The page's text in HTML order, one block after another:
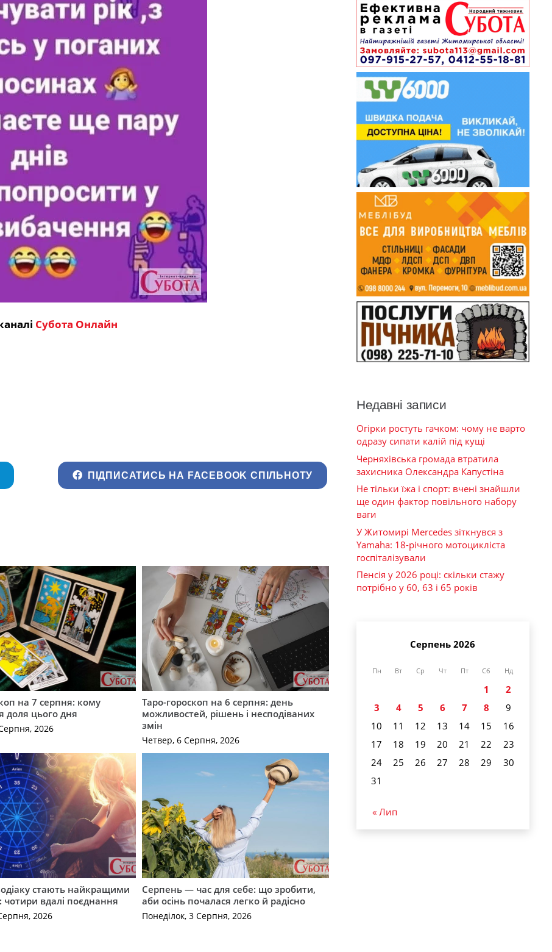
Субота Онлайн
ПІДПИСАТИСЬ НА FACEBOOK СПІЛЬНОТУ
на 7 серпня: кому
доля цього дня
2026
Таро-гороскоп на 6 серпня: день
можливостей, рішень і несподіваних
змін
Четвер, 6 Серпня, 2026
стають найкращими
чотири вдалі поєднання
2026
Серпень — час для себе: що зробити,
аби осінь почалася легко й радісно
Понеділок, 3 Серпня, 2026
Недавні записи
Огірки ростуть гачком: чому не варто
одразу сипати калій під кущі
Черняхівська громада втратила
захисника Олександра Капустіна
Не тільки їжа і спорт: вчені знайшли
ще один фактор повільного набору
ваги
У Житомирі Mercedes зіткнувся з
Yamaha: 18-річного мотоцикліста
госпіталізували
Пенсія у 2026 році: скільки стажу
потрібно у 60, 63 і 65 років
Серпень 2026
Пн Вт Ср Чт Пт Сб Нд
1
2
3
4 5 6 7 8
9
10
11 12 13 14 15
16
17
18 19 20 21 22
23
24
25 26 27 28 29
30
31
« Лип